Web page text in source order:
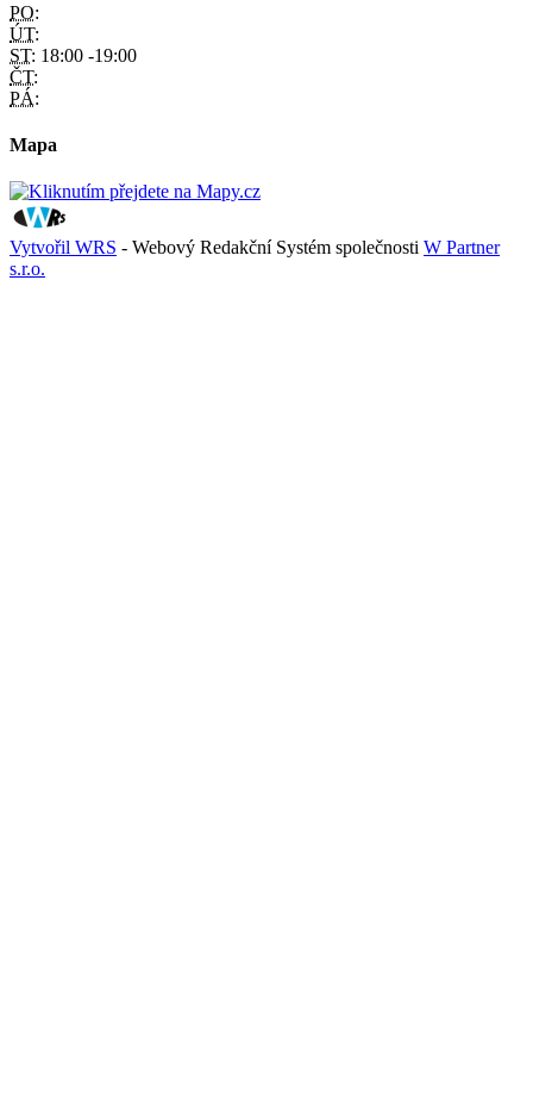
PO:
ÚT:
ST: 18:00 -19:00
ČT:
PÁ:
Mapa
Vytvořil WRS - Webový Redakční Systém společnosti W Partner
s.r.o.